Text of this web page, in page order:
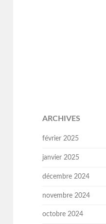
ARCHIVES
février 2025
janvier 2025
décembre 2024
novembre 2024
octobre 2024